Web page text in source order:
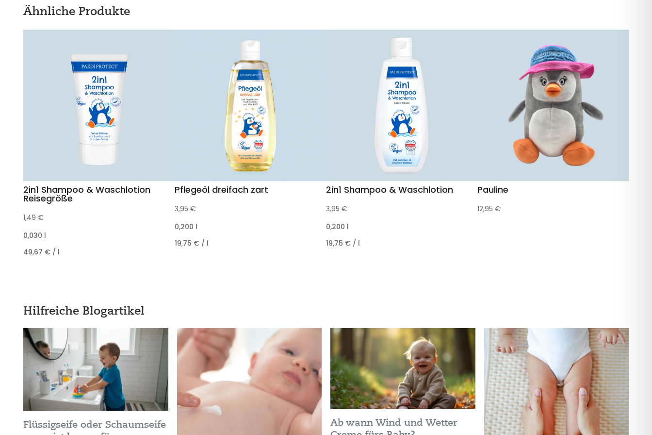
Ähnliche Produkte
2in1 Shampoo & Waschlotion
Reisegröße
1,49 €
0,030 l
49,67 € / l
Pflegeöl dreifach zart
3,95 €
0,200 l
19,75 € / l
2in1 Shampoo & Waschlotion
3,95 €
0,200 l
19,75 € / l
Pauline
12,95 €
Hilfreiche Blogartikel
Flüssigseife oder Schaumseife
Ab wann Wind und Wetter